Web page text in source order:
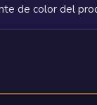
de color del